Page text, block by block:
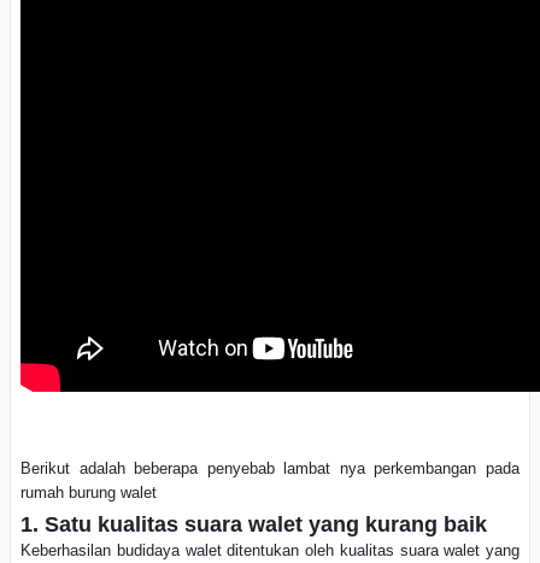
Berikut adalah beberapa penyebab lambat nya perkembangan pada
rumah burung walet
1. Satu kualitas suara walet yang kurang baik
Keberhasilan budidaya walet ditentukan oleh kualitas suara walet yang